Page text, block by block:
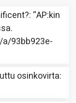
: “AP:kin
93bb923e-
osinkovirta: